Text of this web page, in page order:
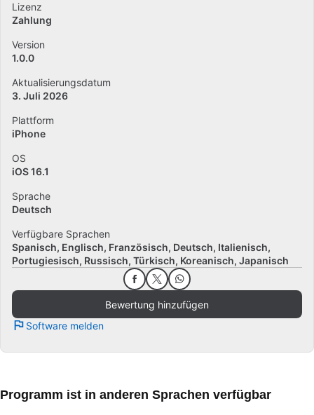
Lizenz
Zahlung
Version
1.0.0
Aktualisierungsdatum
3. Juli 2026
Plattform
iPhone
OS
iOS 16.1
Sprache
Deutsch
Verfügbare Sprachen
Spanisch Englisch Französisch Deutsch Italienisch
Portugiesisch Russisch Türkisch Koreanisch Japanisch
Bewertung hinzufügen
Software melden
Programm ist in anderen Sprachen verfügbar